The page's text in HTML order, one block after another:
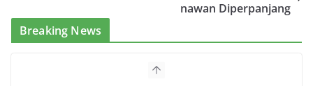
nawan Diperpanjang
Breaking News